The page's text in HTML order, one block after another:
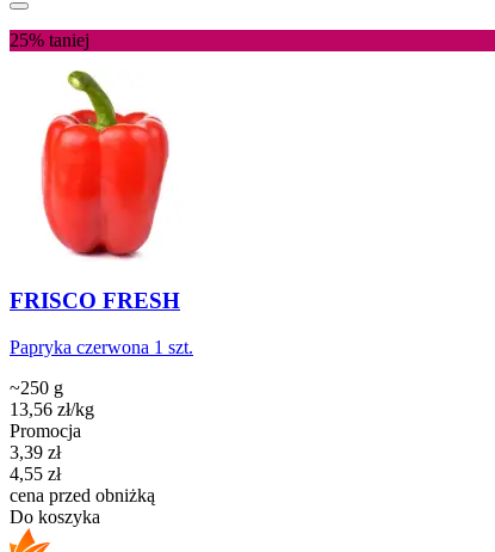
25% taniej
FRISCO FRESH
Papryka czerwona 1 szt.
~250 g
13,56 zł/kg
Promocja
Cena promocyjna
3,39 zł
4,55 zł
cena przed obniżką
Do koszyka